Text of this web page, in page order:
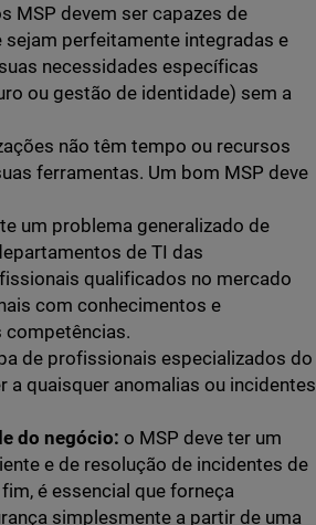
MSP devem ser capazes de
perfeitamente integradas e
necessidades específicas
ou gestão de identidade) sem a
não têm tempo ou recursos
ferramentas. Um bom MSP deve
um problema generalizado de
de TI das
qualificados no mercado
com conhecimentos e
competências.
de profissionais especializados do
a quaisquer anomalias ou incidentes
do negócio:o MSP deve ter um
e de resolução de incidentes de
é essencial que forneça
simplesmente a partir de uma